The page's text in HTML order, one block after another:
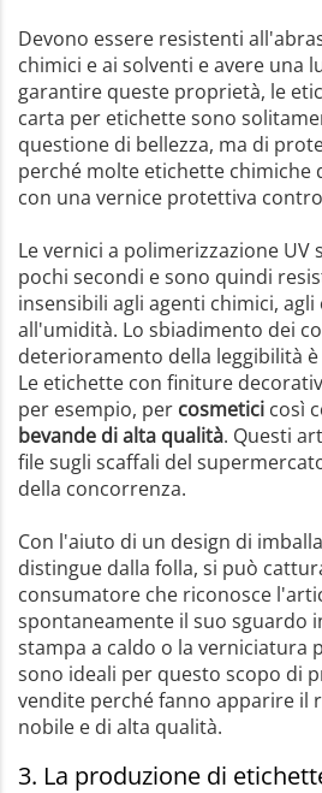
Devono essere resistenti
chimici e ai solventi e avere una
garantire queste proprietà, le
carta per etichette sono
questione di bellezza, ma di
perché molte etichette chimiche
con una vernice protettiva
Le vernici a polimerizzazione UV
pochi secondi e sono quindi
insensibili agli agenti chimici, agli
all'umidità. Lo sbiadimento dei
deterioramento della leggibilità
Le etichette con finiture
per esempio, per cosmetici così
bevande di alta qualità. Questi
file sugli scaffali del
della concorrenza.
Con l'aiuto di un design di
distingue dalla folla, si può
consumatore che riconosce
spontaneamente il suo sguardo
stampa a caldo o la verniciatura
sono ideali per questo scopo di
vendite perché fanno apparire il
nobile e di alta qualità.
3. La produzione di